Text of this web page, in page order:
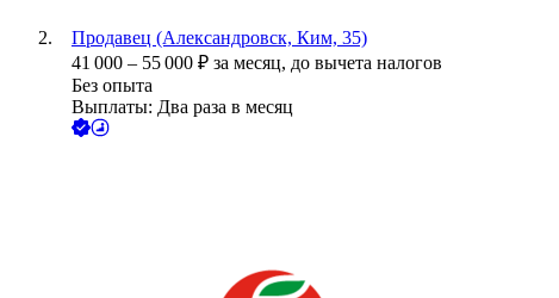
Продавец (Александровск, Ким, 35)
41 000 – 55 000 ₽ за месяц, до вычета налогов
Без опыта
Выплаты: Два раза в месяц